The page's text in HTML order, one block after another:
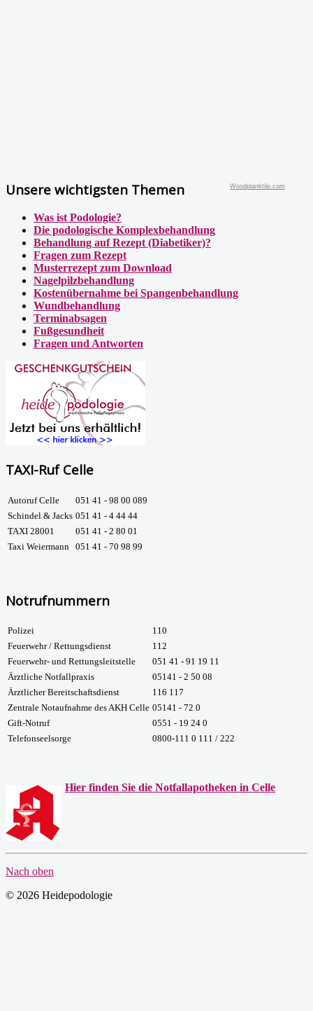
Woodplanktile.com
Unsere wichtigsten Themen
Was ist Podologie?
Die podologische Komplexbehandlung
Behandlung auf Rezept (Diabetiker)?
Fragen zum Rezept
Musterrezept zum Download
Nagelpilzbehandlung
Kostenübernahme bei Spangenbehandlung
Wundbehandlung
Terminabsagen
Fußgesundheit
Fragen und Antworten
TAXI-Ruf Celle
Autoruf Celle
051 41 - 98 00 089
Schindel & Jacks 051 41 - 4 44 44
TAXI 28001
051 41 - 2 80 01
Taxi Weiermann 051 41 - 70 98 99
Notrufnummern
Polizei
110
Feuerwehr / Rettungsdienst
112
Feuerwehr- und Rettungsleitstelle
051 41 - 91 19 11
Ärztliche Notfallpraxis
05141 - 2 50 08
Ärztlicher Bereitschaftsdienst
116 117
Zentrale Notaufnahme des AKH Celle 05141 - 72 0
Gift-Notruf
0551 - 19 24 0
Telefonseelsorge
0800-111 0 111 / 222
Hier finden Sie die Notfallapotheken in Celle
Nach oben
© 2026 Heidepodologie